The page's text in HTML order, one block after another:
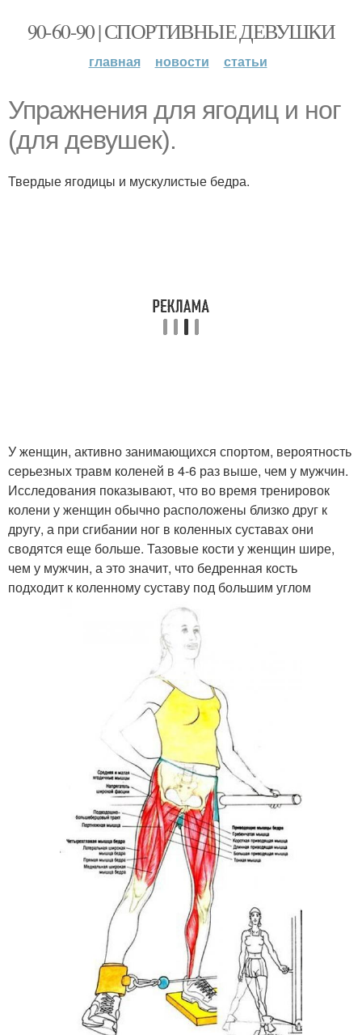
90-60-90 | СПОРТИВНЫЕ ДЕВУШКИ
главная новости статьи
Упражнения для ягодиц и ног
(для девушек).
Твердые ягодицы и мускулистые бедра.
У женщин, активно занимающихся спортом, вероятность
серьезных травм коленей в 4-6 раз выше, чем у мужчин.
Исследования показывают, что во время тренировок
колени у женщин обычно расположены близко друг к
другу, а при сгибании ног в коленных суставах они
сводятся еще больше. Тазовые кости у женщин шире,
чем у мужчин, а это значит, что бедренная кость
подходит к коленному суставу под большим углом